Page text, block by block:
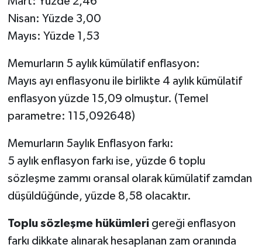
Nisan: Yüzde 3,00
Mayıs: Yüzde 1,53
Memurların 5 aylık kümülatif enflasyon:
Mayıs ayı enflasyonu ile birlikte 4 aylık kümülatif
enflasyon yüzde 15,09 olmuştur. (Temel
parametre: 115,092648)
Memurların 5aylık Enflasyon farkı:
5 aylık enflasyon farkı ise, yüzde 6 toplu
sözleşme zammı oransal olarak kümülatif zamdan
düşüldüğünde, yüzde 8,58 olacaktır.
Toplu sözleşme hükümlerigereği enflasyon
farkı dikkate alınarak hesaplanan zam oranında